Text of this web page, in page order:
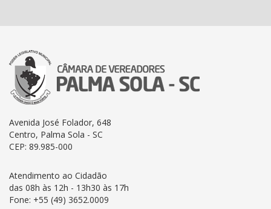
Avenida José Folador, 648
Centro, Palma Sola - SC
CEP: 89.985-000
Atendimento ao Cidadão
das 08h às 12h - 13h30 às 17h
Fone: +55 (49) 3652.0009